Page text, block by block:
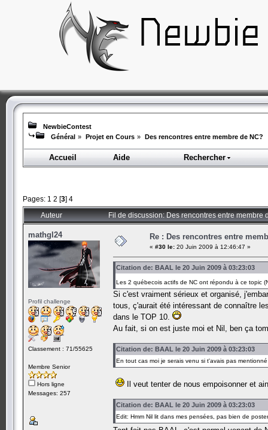
NewbieContest
Général » Projet en Cours » Des rencontres entre membre de NC?
Accueil Aide Rechercher
Pages: 1 2 [3] 4
Auteur Fil de discussion: Des rencontres entre membre
mathgl24
Profil challenge
Classement : 71/55625
Membre Senior
Hors ligne
Messages: 257
Re : Des rencontres entre
« #30 le: 20 Juin 2009 à 12:46:47 »
Citation de: BAAL le 20 Juin 2009 à 03:23:03
Les 2 québecois actifs de NC ont répondu à ce topic
Si c'est vraiment sérieux et organisé,
tous, ç'aurait été intéressant de connaître
dans le TOP 10.
Au fait, si on est juste moi et Nil, ben ça
Citation de: BAAL le 20 Juin 2009 à 03:23:03
En tout cas moi je serais venu si t'avais pas
Il veut tenter de nous empoisonner et
Citation de: BAAL le 20 Juin 2009 à 03:23:03
Edit: Hmm Nil lit dans mes pensées, pas bien de